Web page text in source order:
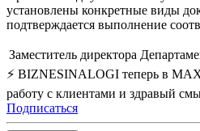
установлены конкретные виды
подтверждается выполнение
Заместитель директора
⚡ BIZNESINALOGI теперь в
работу с клиентами и здравый
Подписаться